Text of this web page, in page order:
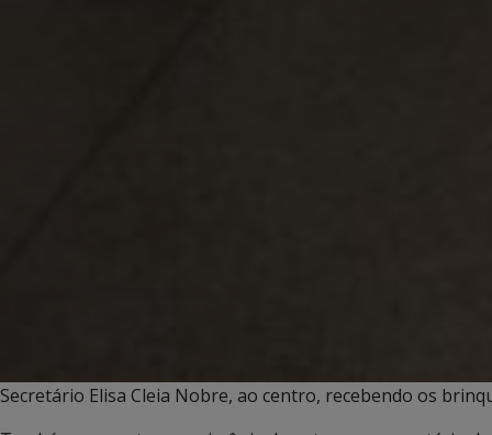
Secretário Elisa Cleia Nobre, ao centro, recebendo os